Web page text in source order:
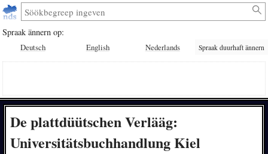
Spraak ännern op:
Deutsch English Nederlands Spraak duurhaft ännern
De plattdüütschen Verlääg:
Universitätsbuchhandlung Kiel